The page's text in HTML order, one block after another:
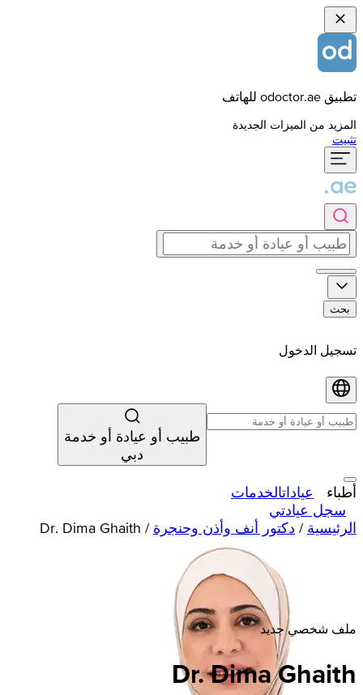
تطبيق odoctor.ae للهاتف
المزيد من الميزات الجديدة
تثبيت
بحث
تسجيل الدخول
طبيب أو عيادة أو خدمة
دبي
أطباء عياداتالخدمات
سجل عيادتي
الرئيسية / دكتور أنف وأذن وحنجرة /
Dr. Dima Ghaith
ملف شخصي جديد
Dr. Dima Ghaith